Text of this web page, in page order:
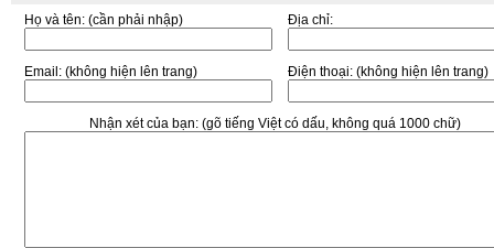
Họ và tên: (cần phải nhập) Địa chỉ:
Email: (không hiện lên trang) Điện thoại: (không hiện lên trang)
Nhận xét của bạn:(gõ tiếng Việt có dấu, không quá 1000 chữ)